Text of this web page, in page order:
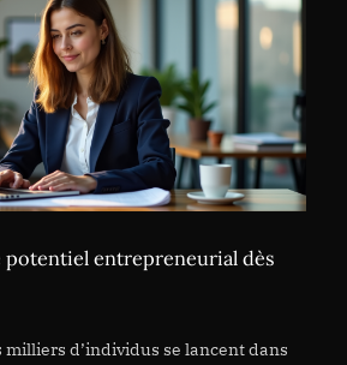
entrepreneurial dès
milliers d’individus se lancent dans